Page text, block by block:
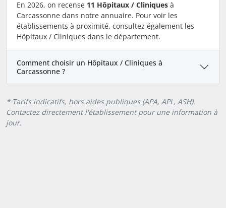
En 2026, on recense 11 Hôpitaux / Cliniques à
Carcassonne dans notre annuaire. Pour voir les
établissements à proximité, consultez également les
Hôpitaux / Cliniques dans le département.
Comment choisir un Hôpitaux / Cliniques à
Carcassonne ?
* Tarifs indicatifs, hors aides publiques (APA, APL, ASH).
Contactez directement l'établissement pour une information à
jour.